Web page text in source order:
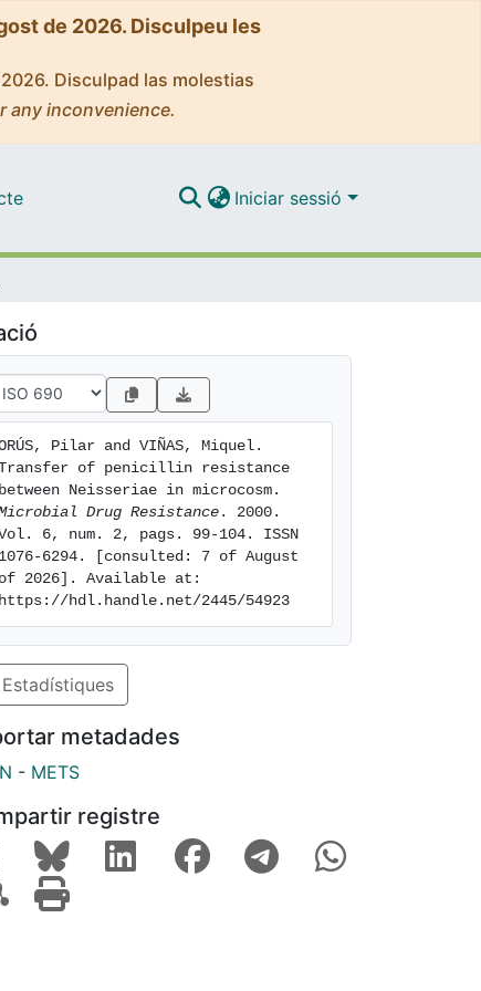
de 2026. Disculpeu les
Disculpad las molestias
any inconvenience.
Iniciar sessió
Pilar and VIÑAS, Miquel.
of penicillin resistance
Drug Resistance . 2000.
6, num. 2, pags. 99-104. ISSN
1076-6294. [consulted: 7 of August
of 2026]. Available at:
https://hdl.handle.net/2445/54923
Estadístiques
metadades
- METS
registre